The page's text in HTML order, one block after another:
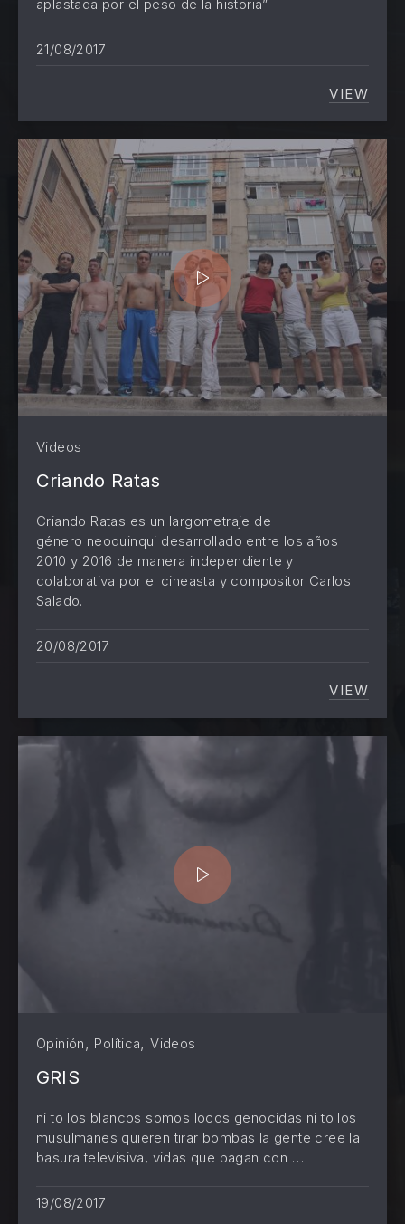
aplastada por el peso de la historia”
21/08/2017
VIEW
Videos
Criando Ratas
Criando Ratas es un largometraje de
género neoquinqui desarrollado entre los años
2010 y 2016 de manera independiente y
colaborativa por el cineasta y compositor Carlos
Salado.
20/08/2017
VIEW
Opinión Política ,Videos
GRIS
ni to los blancos somos locos genocidas ni to los
musulmanes quieren tirar bombas la gente cree la
basura televisiva, vidas que pagan con …
19/08/2017